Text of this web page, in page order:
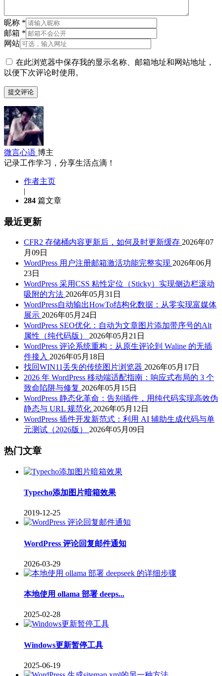
昵称 *
邮箱 *
网站
在此浏览器中保存我的显示名称、邮箱地址和网站地址，
以便下次评论时使用。
微言心语 博主
记录工作学习，分享生活点滴！
作者主页
|
284 篇文章
最近更新
CFR2 存储桶内容更新后，如何及时更新缓存 2026年07
月09日
WordPress 用户注册邮箱激活功能完整实现 2026年06月
23日
WordPress 采用CSS 粘性定位（Sticky）实现侧边栏滚动
吸附的方法 2026年05月31日
WordPress自动输出HowTo结构化数据：从零实现富媒体
展示 2026年05月24日
WordPress SEO优化：自动为文章图片添加带序号的Alt
属性（纯代码版） 2026年05月21日
WordPress 评论系统重构：从原生评论到 Waline 的无插
件接入 2026年05月18日
找回WIN11丢失的传统图片浏览器 2026年05月17日
2026 年 WordPress 移动端适配指南：响应式布局的 3 个
致命陷阱与修复 2026年05月15日
WordPress 静态化革命：告别插件，用纯代码实现高效伪
静态与 URL 规范化 2026年05月12日
WordPress 插件开发新范式：利用 AI 辅助生成代码与单
元测试（2026版） 2026年05月09日
热门文章
Typecho添加图片暗箱效果
2019-12-25
WordPress 评论回复邮件通知
2026-03-29
本地使用 ollama 部署 deeps...
2025-02-28
Windows更新暂停工具
2025-06-19